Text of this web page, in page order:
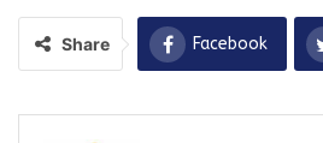
Share Facebook